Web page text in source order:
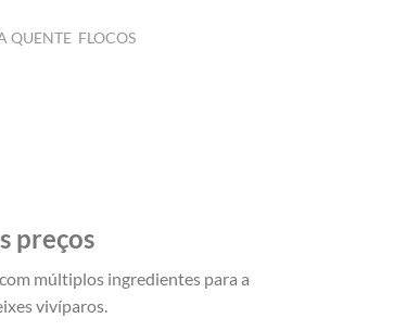
QUENTE  FLOCOS
preços
múltiplos ingredientes para a
vivíparos.